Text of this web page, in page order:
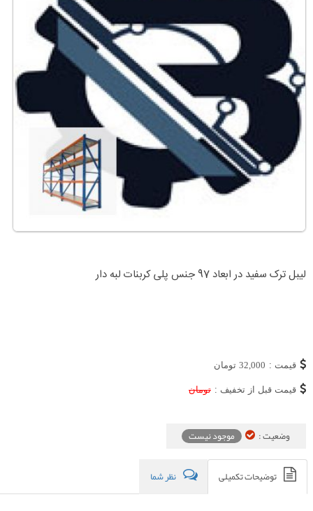
لیبل ترک سفید در ابعاد 97 جنس پلی کربنات لبه دار
قیمت : 32,000 تومان
قیمت قبل از تخفیف : تومان
وضعیت : موجود نیست
توضیحات تکمیلی نظر شما